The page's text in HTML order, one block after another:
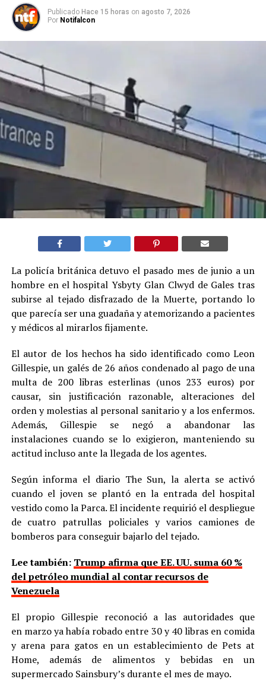
Publicado Hace 15 horas on agosto 7, 2026
Por Notifalcon
La policía británica detuvo el pasado mes de junio a un
hombre en el hospital Ysbyty Glan Clwyd de Gales tras
subirse al tejado disfrazado de la Muerte, portando lo
que parecía ser una guadaña y atemorizando a pacientes
y médicos al mirarlos fijamente.
El autor de los hechos ha sido identificado como Leon
Gillespie, un galés de 26 años condenado al pago de una
multa de 200 libras esterlinas (unos 233 euros) por
causar, sin justificación razonable, alteraciones del
orden y molestias al personal sanitario y a los enfermos.
Además, Gillespie se negó a abandonar las
instalaciones cuando se lo exigieron, manteniendo su
actitud incluso ante la llegada de los agentes.
Según informa el diario The Sun, la alerta se activó
cuando el joven se plantó en la entrada del hospital
vestido como la Parca. El incidente requirió el despliegue
de cuatro patrullas policiales y varios camiones de
bomberos para conseguir bajarlo del tejado.
Lee también: Trump afirma que EE. UU. suma 60 %
del petróleo mundial al contar recursos de
Venezuela
El propio Gillespie reconoció a las autoridades que
en marzo ya había robado entre 30 y 40 libras en comida
y arena para gatos en un establecimiento de Pets at
Home, además de alimentos y bebidas en un
supermercado Sainsbury’s durante el mes de mayo.